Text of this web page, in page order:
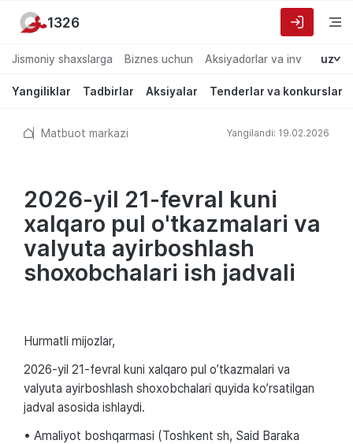
Jismoniy shaxslarga Biznes uchun Aksiyadorlar va investorlarga
uz
Yangiliklar Tadbirlar Aksiyalar Tenderlar va konkurslar
1326
Matbuot markazi Yangilandi: 19.02.2026
2026-yil 21-fevral kuni
xalqaro pul o'tkazmalari va
valyuta ayirboshlash
shoxobchalari ish jadvali
Hurmatli mijozlar,
2026-yil 21-fevral kuni xalqaro pul o’tkazmalari va
valyuta ayirboshlash shoxobchalari quyida ko’rsatilgan
jadval asosida ishlaydi.
• Amaliyot boshqarmasi (Toshkent sh, Said Baraka